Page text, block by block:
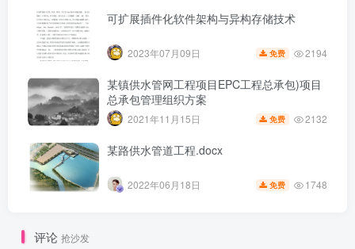
第6页 / 共17页
可扩展插件化软件架构与异构存储技术
2023年07月09日 免费 2194
某镇供水管网工程项目EPC工程总承包)项目
总承包管理组织方案
2021年11月15日 免费 2132
某路供水管道工程.docx
2022年06月18日 免费 1748
评论 抢沙发